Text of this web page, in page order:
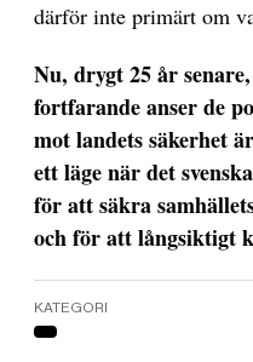
därför inte primärt om
Nu, drygt 25 år
fortfarande anser de
mot landets säkerhet
ett läge när det
för att säkra
och för att långsiktigt
KATEGORI